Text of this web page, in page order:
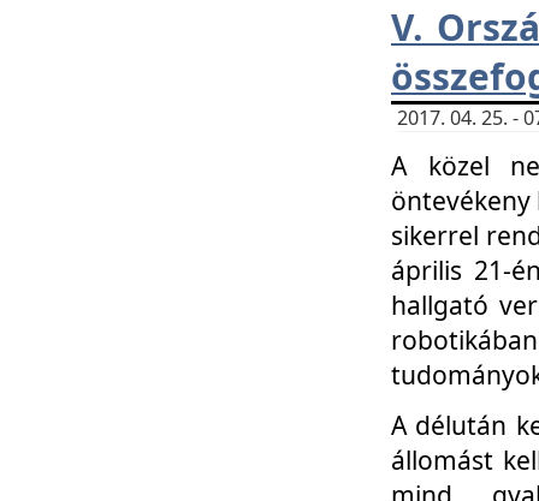
V.
2017. 04. 25. -
A közel
öntevékeny
sikerrel
április 21-
hallgató
A délután
állomást
mind